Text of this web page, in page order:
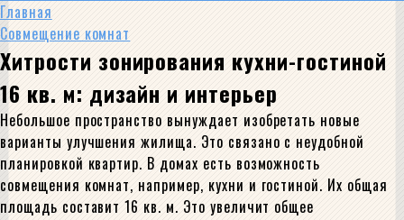
Главная
Совмещение комнат
Хитрости зонирования кухни-гостиной
16 кв. м: дизайн и интерьер
Небольшое пространство вынуждает изобретать новые
варианты улучшения жилища. Это связано с неудобной
планировкой квартир. В домах есть возможность
совмещения комнат, например, кухни и гостиной. Их общая
площадь составит 16 кв. м. Это увеличит общее